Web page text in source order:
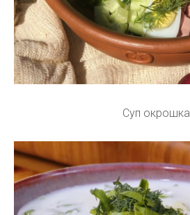
Суп окрошка